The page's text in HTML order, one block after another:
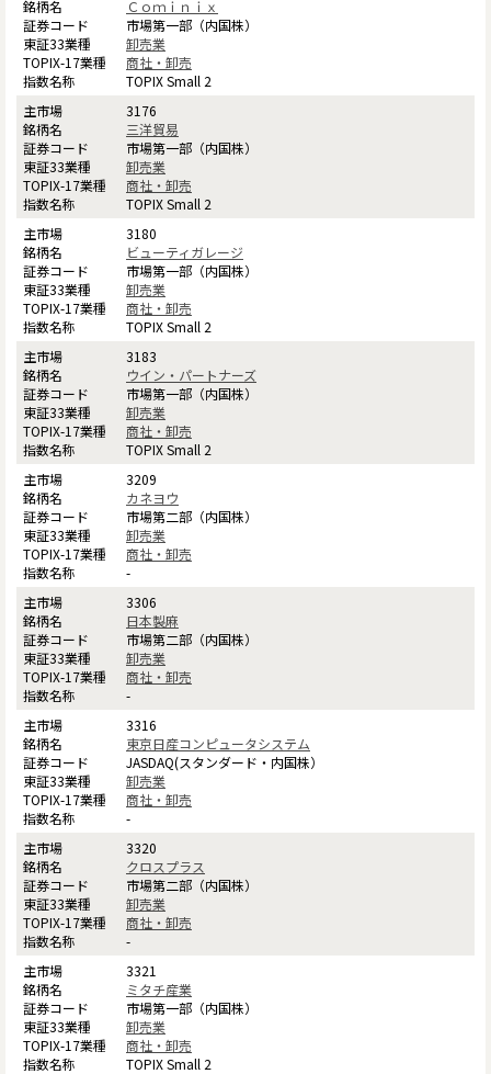
Ｃｏｍｉｎｉｘ
市場第一部（内国株）
卸売業
商社・卸売
TOPIX Small 2
3176
三洋貿易
市場第一部（内国株）
卸売業
商社・卸売
TOPIX Small 2
3180
ビューティガレージ
市場第一部（内国株）
卸売業
商社・卸売
TOPIX Small 2
3183
ウイン・パートナーズ
市場第一部（内国株）
卸売業
商社・卸売
TOPIX Small 2
3209
カネヨウ
市場第二部（内国株）
卸売業
商社・卸売
-
3306
日本製麻
市場第二部（内国株）
卸売業
商社・卸売
-
3316
東京日産コンピュータシステム
JASDAQ(スタンダード・内国株）
卸売業
商社・卸売
-
3320
クロスプラス
市場第二部（内国株）
卸売業
商社・卸売
-
3321
ミタチ産業
市場第一部（内国株）
卸売業
商社・卸売
TOPIX Small 2